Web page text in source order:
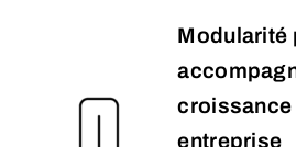
Modularité
croissance
entreprise